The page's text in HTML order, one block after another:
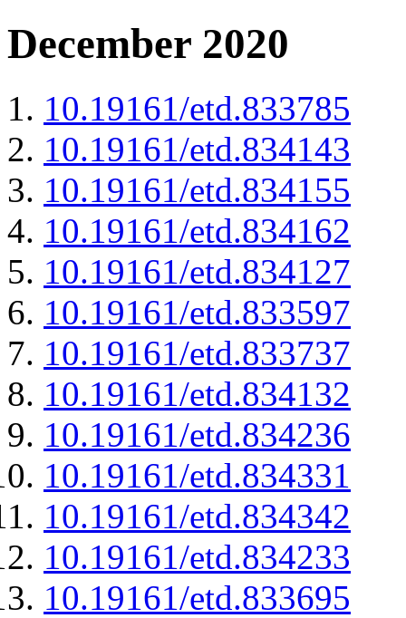
December 2020
10.19161/etd.833785
10.19161/etd.834143
10.19161/etd.834155
10.19161/etd.834162
10.19161/etd.834127
10.19161/etd.833597
10.19161/etd.833737
10.19161/etd.834132
10.19161/etd.834236
10.19161/etd.834331
10.19161/etd.834342
10.19161/etd.834233
10.19161/etd.833695